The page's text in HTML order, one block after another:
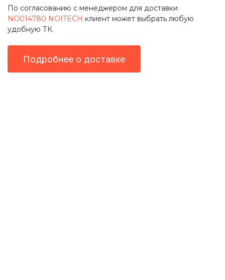
По согласованию с менеджером для доставки
NO014780 NOITECH клиент может выбрать любую
удобную ТК.
Подробнее о доставке